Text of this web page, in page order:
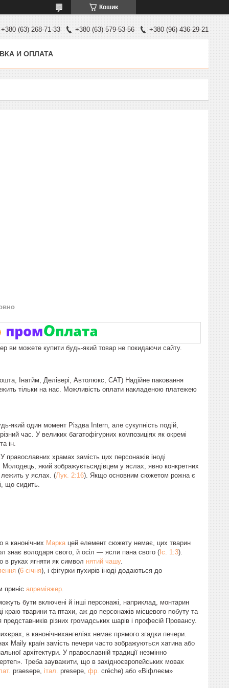
Кошик
+380 (63) 268-71-33 +380 (63) 579-53-56 +380 (96) 436-29-21
И ОПЛАТА
ви можете купити будь-який товар не покидаючи сайту.
Інатйм, Делівері, Автолюкс, САТ) Надійне паковання
тільки на нас. Можливість оплати накладеною платежею
який один момент Різдва Intern, але сукупність подій,
час. У великих багатофігурних композиціях як окремі
та ін.
православних храмах замість цих персонажів іноді
Молодець, який зображуєтьсядівцем у яслах, явно конкретних
у яслах. (Лук. 2:16). Якщо основним сюжетом рожна є
що сидить.
в канонічних Марка цей елемент сюжету немає, цих тварин
знає володаря свого, й осіл — ясли пана свого ( Іс. 1:3).
в руках ягняти як символ нятий чашу.
(6 січня), і фігурки пухирів іноді додаються до
приніс апреміяжер
бути включені й інші персонажі, наприклад, монтарин
краю тварини та птахи, аж до персонажів місцевого побуту та
різних громадських шарів і професій Провансу.
в канонічнихангеліях немає прямого згадки печери.
країн замість печери часто зображуються хатина або
архітектури. У православній традиції незмінно
Треба зауважити, що в західноєвропейських мовах
praesepe італ. presepe фр. créche) або «Віфлеєм»